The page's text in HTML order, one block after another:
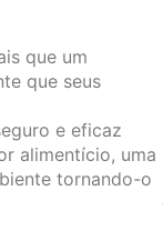
que um
que seus
e eficaz
alimentício, uma
tornando-o